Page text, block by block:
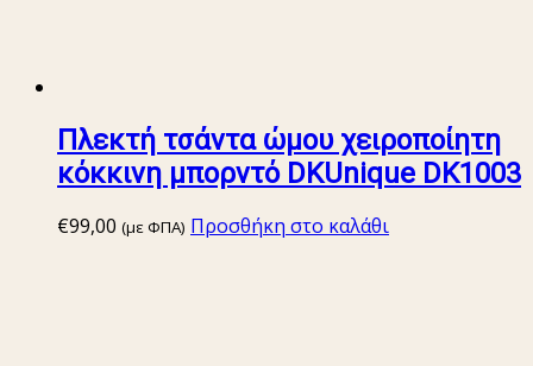
Πλεκτή τσάντα ώμου χειροποίητη
κόκκινη μπορντό DKUnique DK1003
€99,00 (με ΦΠΑ) Προσθήκη στο καλάθι